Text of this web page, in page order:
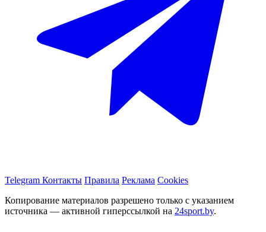
Telegram Контакты Правила Реклама Cookies
Копирование материалов разрешено только с указанием
источника — активной гиперссылкой на 24sport.by.